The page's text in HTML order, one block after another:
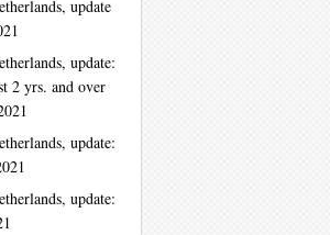
update
update:
2 yrs. and over
update:
update: